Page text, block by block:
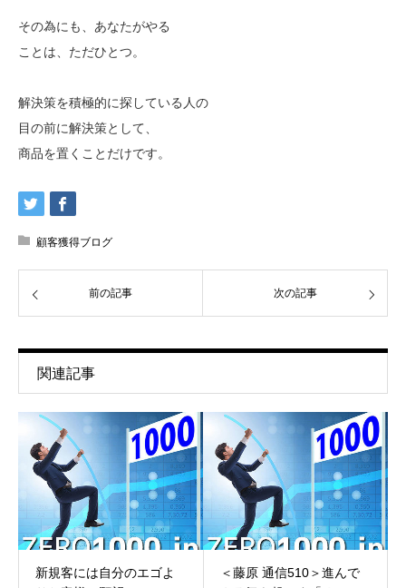
その為にも、あなたがやる
ことは、ただひとつ。
解決策を積極的に探している人の
目の前に解決策として、
商品を置くことだけです。
顧客獲得ブログ
前の記事 次の記事
関連記事
新規客には自分のエゴよ
＜藤原 通信510＞進んで